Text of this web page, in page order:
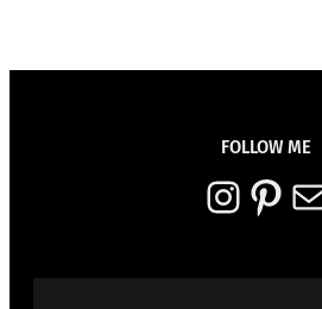
FOLLOW ME
Instagram Pinterest E-mail